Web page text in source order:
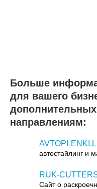
Больше
для вашего
дополнительных
направлениям:
автостайлинг и
RUK-
Сайт о